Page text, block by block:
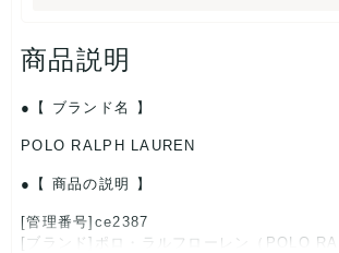
商品説明
【 ブランド名 】
POLO RALPH LAUREN
【 商品の説明 】
[管理番号]ce2387
[ブランド]ポロ・ラルフローレン（POLO